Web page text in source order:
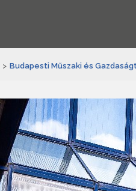
> Budapesti Műszaki és